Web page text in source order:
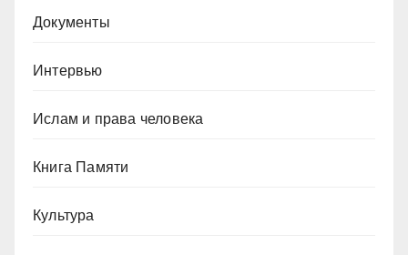
Документы
Интервью
Ислам и права человека
Книга Памяти
Культура